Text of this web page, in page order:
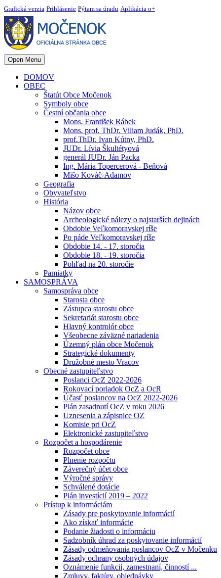
Grafická verzia Prihlásenie Pýtam sa úradu Aplikácia o+
Open Menu
DOMOV
OBEC
Štatút Obce Močenok
Symboly obce
Čestní občania obce
Mons. František Rábek
Mons. prof. ThDr. Viliam Judák, PhD.
prof.ThDr. Ivan Kútny, PhD.
JUDr. Lívia Škultétyová
generál JUDr. Ján Packa
Ing. Mária Topercerová - Beňová
Mišo Kováč-Adamov
Geografia
Obyvateľstvo
História
Názov obce
Archeologické nálezy o najstarších dejinách
Obdobie Veľkomoravskej ríše
Po páde Veľkomoravskej ríše
Obdobie 14. - 17. storočia
Obdobie 18. - 19. storočia
Pohľad na 20. storočie
Pamiatky
SAMOSPRÁVA
Samospráva obce
Starosta obce
Zástupca starostu obce
Sekretariát starostu obce
Hlavný kontrolór obce
Všeobecne záväzné nariadenia
Územný plán obce Močenok
Strategické dokumenty
Družobné mesto Vracov
Obecné zastupiteľstvo
Poslanci OcZ 2022-2026
Rokovací poriadok OcZ a OcR
Účasť poslancov na OcZ 2022-2026
Plán zasadnutí OcZ v roku 2026
Uznesenia a zápisnice OZ
Komisie pri OcZ
Elektronické zastupiteľstvo
Rozpočet a hospodárenie
Rozpočet obce
Plnenie rozpočtu
Záverečný účet obce
Výročné správy
Schválené dotácie
Plán investícií 2019 – 2022
Prístup k informáciám
Zásady pre poskytovanie informácií
Ako získať informácie
Podanie žiadosti o informáciu
Sadzobník úhrad za poskytovanie informácií
Zásady odmeňovania poslancov OcZ v Močenku
Zásady ochrany osobných údajov
Oznámenie funkcií, zamestnaní, činností ...
Zmluvy, faktúry, objednávky